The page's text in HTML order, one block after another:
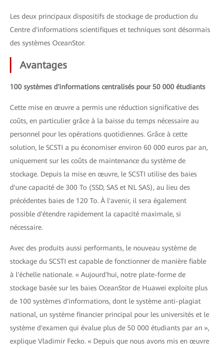
Les deux principaux dispositifs de stockage de production du
Centre d'informations scientifiques et techniques sont désormais
des systèmes OceanStor.
Avantages
100 systèmes d'informations centralisés pour 50 000 étudiants
Cette mise en œuvre a permis une réduction significative des
coûts, en particulier grâce à la baisse du temps nécessaire au
personnel pour les opérations quotidiennes. Grâce à cette
solution, le SCSTI a pu économiser environ 60 000 euros par an,
uniquement sur les coûts de maintenance du système de
stockage. Depuis la mise en œuvre, le SCSTI utilise des baies
d'une capacité de 300 To (SSD, SAS et NL SAS), au lieu des
précédentes baies de 120 To. À l'avenir, il sera également
possible d'étendre rapidement la capacité maximale, si
nécessaire.
Avec des produits aussi performants, le nouveau système de
stockage du SCSTI est capable de fonctionner de manière fiable
à l'échelle nationale. « Aujourd'hui, notre plate-forme de
stockage basée sur les baies OceanStor de Huawei exploite plus
de 100 systèmes d'informations, dont le système anti-plagiat
national, un système financier principal pour les universités et le
système d'examen qui évalue plus de 50 000 étudiants par an »,
explique Vladimir Fecko. « Depuis que nous avons mis en œuvre